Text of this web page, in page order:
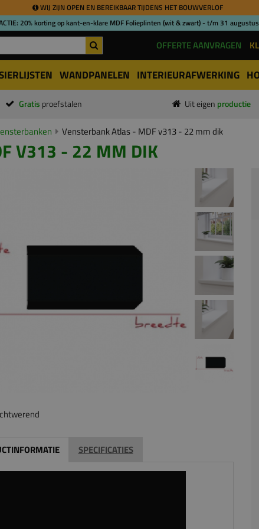
WIJ ZIJN OPEN EN BEREIKBAAR TIJDENS HET BOUWVERLOF
20% korting op kant-en-klare MDF Folieplinten (wit & zwart) - t/m 31
OFFERTE AANVRAGEN
WANDPANELEN INTERIEURAFWERKING
Gratis proefstalen Uit eigen productie
Vensterbank Atlas - MDF v313 - 22 mm dik
V313 - 22 MM DIK
SPECIFICATIES